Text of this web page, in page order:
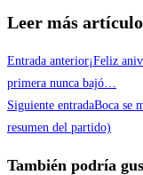
Leer más
Entrada anterior¡Feliz
primera nunca bajó…
Siguiente entradaBoca se
resumen del partido)
También podría